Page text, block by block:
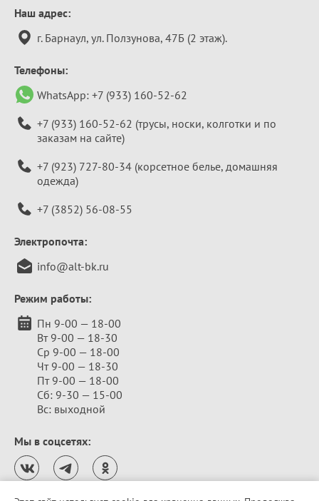
Контактная
информация
Наш адрес:
г. Барнаул, ул. Ползунова, 47Б (2 этаж).
Телефоны:
WhatsApp: +7 (933) 160-52-62
+7 (933) 160-52-62 (трусы, носки, колготки и по
заказам на сайте)
+7 (923) 727-80-34 (корсетное белье, домашняя
одежда)
+7 (3852) 56-08-55
Электропочта:
info@alt-bk.ru
Режим работы:
Пн 9-00 — 18-00
Вт 9-00 — 18-30
Ср 9-00 — 18-00
Чт 9-00 — 18-30
Пт 9-00 — 18-00
Сб: 9-30 — 15-00
Вс: выходной
Мы в соцсетях: